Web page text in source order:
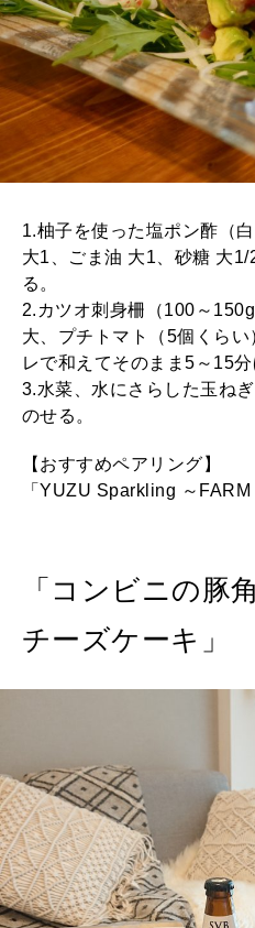
1.柚子を使った塩ポン酢（
大1、ごま油 大1、砂糖 大
る。
2.カツオ刺身柵（100～
大、プチトマト（5個くら
レで和えてそのまま5～15分
3.水菜、水にさらした玉ね
のせる。
【おすすめペアリング】
「YUZU Sparkling ～
「コンビニの豚
チーズケーキ」